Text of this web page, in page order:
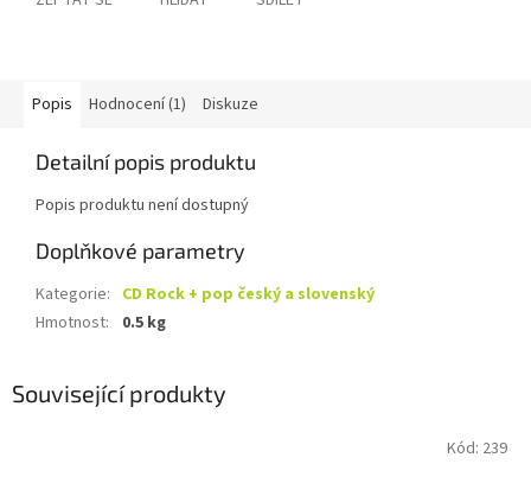
Popis Hodnocení (1) Diskuze
Detailní popis produktu
Popis produktu není dostupný
Doplňkové parametry
Kategorie: CD Rock + pop český a slovenský
Hmotnost: 0.5 kg
Související produkty
Kód: 239